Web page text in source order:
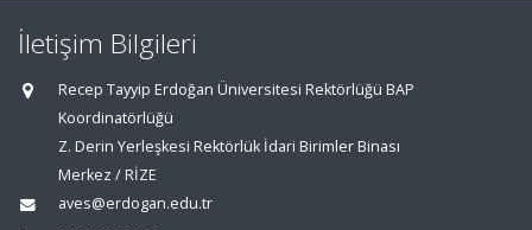
İletişim Bilgileri
Recep Tayyip Erdoğan Üniversitesi Rektörlüğü BAP
Koordinatörlüğü
Z. Derin Yerleşkesi Rektörlük İdari Birimler Binası
Merkez / RİZE
aves@erdogan.edu.tr